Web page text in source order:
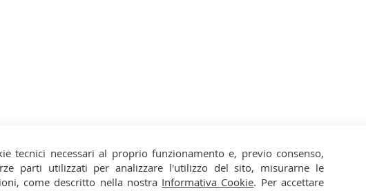
tecnici necessari al proprio funzionamento e, previo consenso,
parti utilizzati per analizzare l'utilizzo del sito, misurarne le
come descritto nella nostra Informativa Cookie. Per accettare